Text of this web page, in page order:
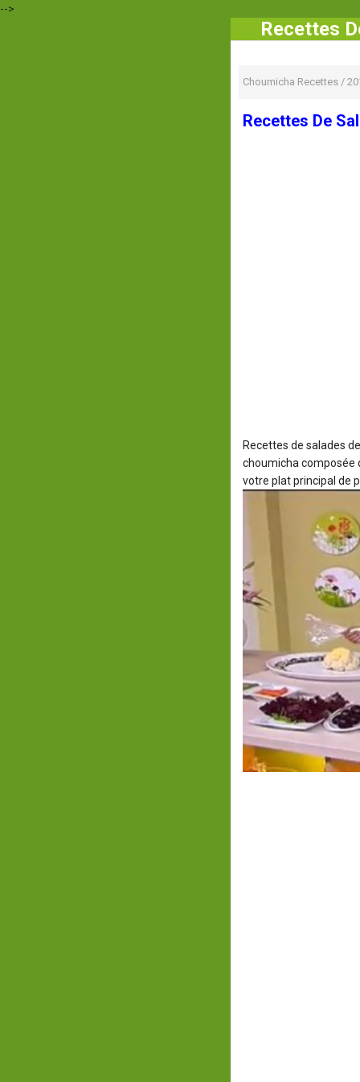
-->
Recettes
Choumicha Recettes /
Recettes De
Recettes de salades
choumicha composée
votre plat principal de